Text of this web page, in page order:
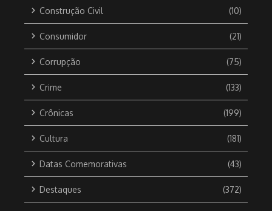
Construção Civil (10)
Consumidor (21)
Corrupção (75)
Crime (133)
Crônicas (199)
Cultura (181)
Datas Comemorativas (43)
Destaques (372)